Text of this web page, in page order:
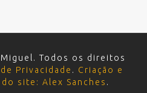
Todos os direitos
Privacidade . Criação e
site: Alex Sanches .